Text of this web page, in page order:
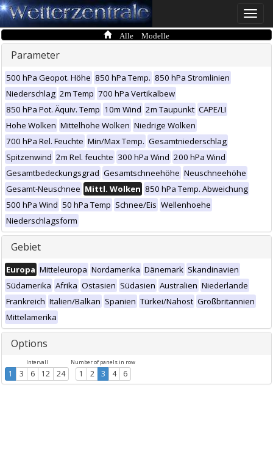
Toggle
Alle Modelle
Parameter
500 hPa Geopot. Höhe 850 hPa Temp. 850 hPa Stromlinien
Niederschlag 2m Temp 700 hPa Vertikalbew
850 hPa Pot. Äquiv. Temp 10m Wind 2m Taupunkt CAPE/LI
Hohe Wolken Mittelhohe Wolken Niedrige Wolken
700 hPa Rel. Feuchte Min/Max Temp. Gesamtniederschlag
Spitzenwind 2m Rel. feuchte 300 hPa Wind 200 hPa Wind
Gesamtbedeckungsgrad Gesamtschneehöhe Neuschneehöhe
Gesamt-Neuschnee Mittl. Wolken 850 hPa Temp. Abweichung
500 hPa Wind 50 hPa Temp Schnee/Eis Wellenhoehe
Niederschlagsform
Gebiet
Europa Mitteleuropa Nordamerika Dänemark Skandinavien
Südamerika Afrika Ostasien Südasien Australien Niederlande
Frankreich Italien/Balkan Spanien Türkei/Nahost Großbritannien
Mittelamerika
Options
Intervall
1 3 6 12 24
Number of panels in row
1 2 3 4 6